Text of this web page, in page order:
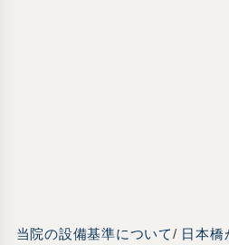
当院の設備基準について/ 日本